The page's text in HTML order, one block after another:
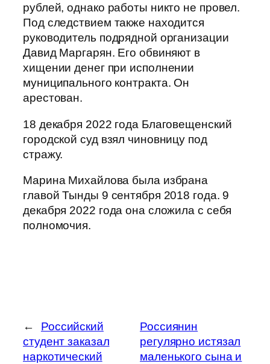
рублей, однако работы никто не провел.
Под следствием также находится
руководитель подрядной организации
Давид Маргарян. Его обвиняют в
хищении денег при исполнении
муниципального контракта. Он
арестован.
18 декабря 2022 года Благовещенский
городской суд взял чиновницу под
стражу.
Марина Михайлова была избрана
главой Тынды 9 сентября 2018 года. 9
декабря 2022 года она сложила с себя
полномочия.
←
Российский
студент заказал
наркотический
Россиянин
регулярно истязал
маленького сына и